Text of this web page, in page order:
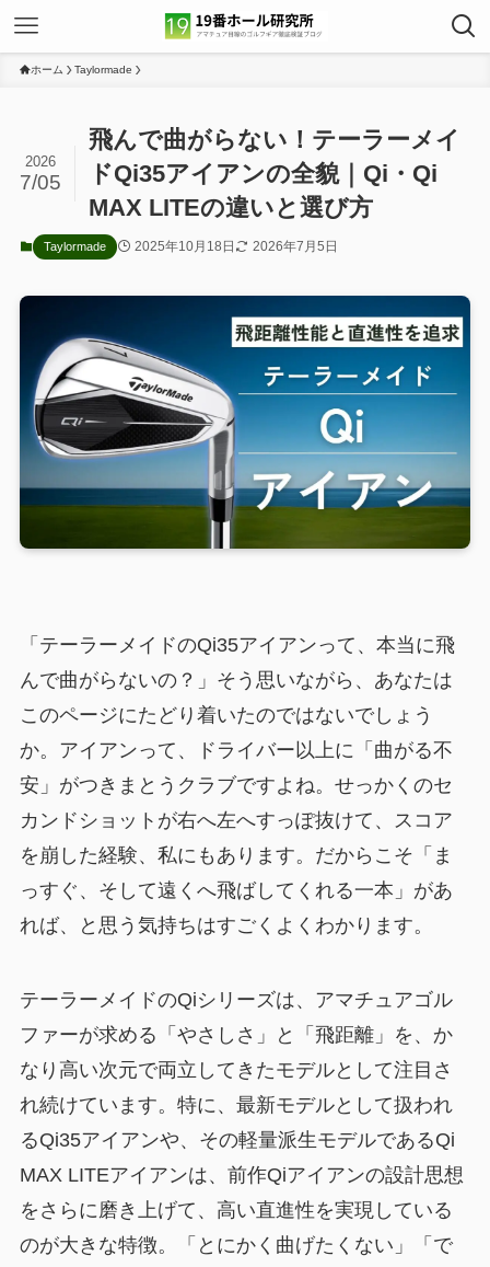
ホーム Taylormade
飛んで曲がらない！テーラーメイ
ドQi35アイアンの全貌｜Qi・Qi
MAX LITEの違いと選び方
2026
7/05
Taylormade 2025年10月18日 2026年7月5日
「テーラーメイドのQi35アイアンって、本当に飛
んで曲がらないの？」そう思いながら、あなたは
このページにたどり着いたのではないでしょう
か。アイアンって、ドライバー以上に「曲がる不
安」がつきまとうクラブですよね。せっかくのセ
カンドショットが右へ左へすっぽ抜けて、スコア
を崩した経験、私にもあります。だからこそ「ま
っすぐ、そして遠くへ飛ばしてくれる一本」があ
れば、と思う気持ちはすごくよくわかります。
テーラーメイドのQiシリーズは、アマチュアゴル
ファーが求める「やさしさ」と「飛距離」を、か
なり高い次元で両立してきたモデルとして注目さ
れ続けています。特に、最新モデルとして扱われ
るQi35アイアンや、その軽量派生モデルであるQi
MAX LITEアイアンは、前作Qiアイアンの設計思想
をさらに磨き上げて、高い直進性を実現している
のが大きな特徴。「とにかく曲げたくない」「で